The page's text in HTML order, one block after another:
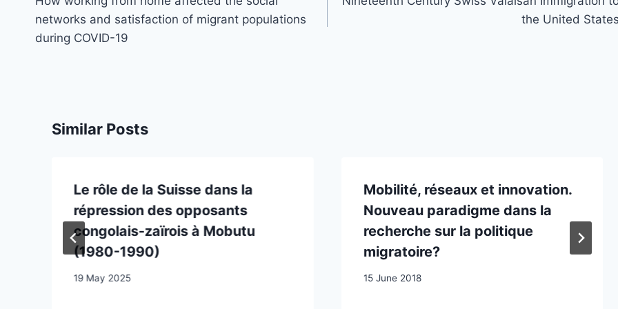
networks and satisfaction of migrant populations
during COVID-19
the United States
Similar Posts
Le rôle de la Suisse dans la
répression des opposants
congolais-zaïrois à Mobutu
(1980-1990)
19 May 2025
Mobilité, réseaux et innovation.
Nouveau paradigme dans la
recherche sur la politique
migratoire?
15 June 2018